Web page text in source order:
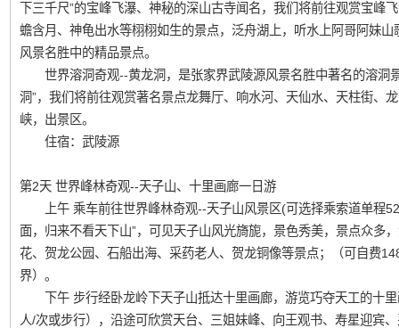
下三千尺”的宝峰飞瀑、神秘的深山古寺闻名，我们将前往观赏宝峰
蟾含月、神龟出水等栩栩如生的景点，泛舟湖上，听水上阿哥阿妹
风景名胜中的精品景点。
世界溶洞奇观--黄龙洞，是张家界武陵源风景名胜中著名的溶洞
洞”，我们将前往观赏著名景点龙舞厅、响水河、天仙水、天柱街、
峡，出景区。
住宿：武陵源
第2天 世界峰林奇观--天子山、十里画廊一日游
上午 乘车前往世界峰林奇观--天子山风景区(可选择乘索道单程
面，归来不看天下山”，可见天子山风光旖旎，景色秀美，景点众多
花、贺龙公园、石船出海、采药老人、贺龙铜像等景点；（可自费
界）。
下午 步行经卧龙岭下天子山抵达十里画廊，游览巧夺天工的十里
人/次或步行），沿途可欣赏天台、三姐妹峰、向王观书、寿星迎宾